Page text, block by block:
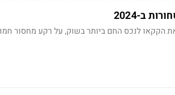
ב-2024
הופכת את הקקאו לנכס החם ביותר בשוק, על רקע מחסור